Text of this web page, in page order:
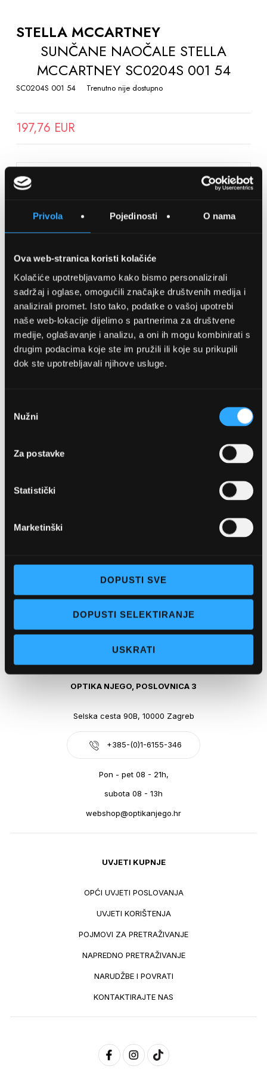
Privola Pojedinosti O nama
Ova web-stranica koristi kolačiće
Kolačiće upotrebljavamo kako bismo personalizirali
sadržaj i oglase, omogućili značajke društvenih medija i
analizirali promet. Isto tako, podatke o vašoj upotrebi
naše web-lokacije dijelimo s partnerima za društvene
medije, oglašavanje i analizu, a oni ih mogu kombinirati s
drugim podacima koje ste im pružili ili koje su prikupili
dok ste upotrebljavali njihove usluge.
pristanka
Nužni
Za postavke
Statistički
Marketinški
DOPUSTI SVE
DOPUSTI SELEKTIRANJE
USKRATI
THE
BEGINNING
GALLERY
STELLA MCCARTNEY
SUNČANE NAOČALE STELLA
MCCARTNEY SC0204S 001 54
SC0204S 001 54 Trenutno nije dostupno
197,76 EUR
SPREMITE NA LISTU ŽELJA
Detalji
OPTIKA NJEGO, POSLOVNICA 1
Pon - pet: 07 - 21h,
Sub: 07-21h
webshop@optikanjego.hr
OPTIKA NJEGO, POSLOVNICA 3
Selska cesta 90B, 10000 Zagreb
+385-(0)1-6155-346
Pon - pet 08 - 21h,
subota 08 - 13h
webshop@optikanjego.hr
UVJETI KUPNJE
OPĆI UVJETI POSLOVANJA
UVJETI KORIŠTENJA
POJMOVI ZA PRETRAŽIVANJE
NAPREDNO PRETRAŽIVANJE
NARUDŽBE I POVRATI
KONTAKTIRAJTE NAS